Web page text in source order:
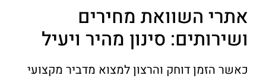
אתרי השוואת מחירים
ושירותים: סינון מהיר ויעיל
כאשר הזמן דוחק והרצון למצוא מדביר מקצועי